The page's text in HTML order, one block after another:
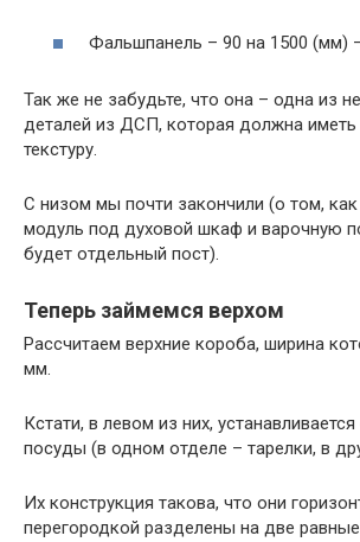
Фальшпанель – 90 на 1500 (мм)
Так же не забудьте, что она – одна из
деталей из ДСП, которая должна иметь
текстуру.
С низом мы почти закончили (о том, как
модуль под духовой шкаф и варочную
будет отдельный пост).
Теперь займемся верхом
Рассчитаем верхние короба, ширина
мм.
Кстати, в левом из них,
посуды (в одном отделе – тарелки, в
Их конструкция такова, что они
перегородкой разделены на две равные